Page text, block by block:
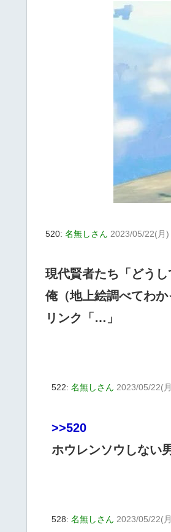
520: 名無しさん 2023/05/22(月
現代賢者たち「どう
俺（地上絵調べてわか
リンク「…」
522: 名無しさん 2023/05/22(
>>520
ホウレンソウしない
528: 名無しさん 2023/05/22(